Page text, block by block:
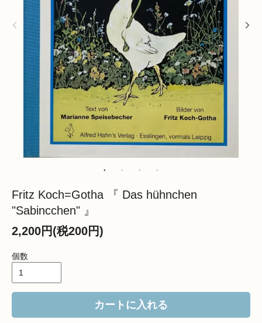
Fritz Koch=Gotha 『 Das hühnchen
"Sabincchen" 』
2,200円(税200円)
個数
カートに入れる